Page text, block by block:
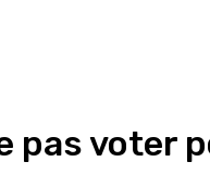
pas voter